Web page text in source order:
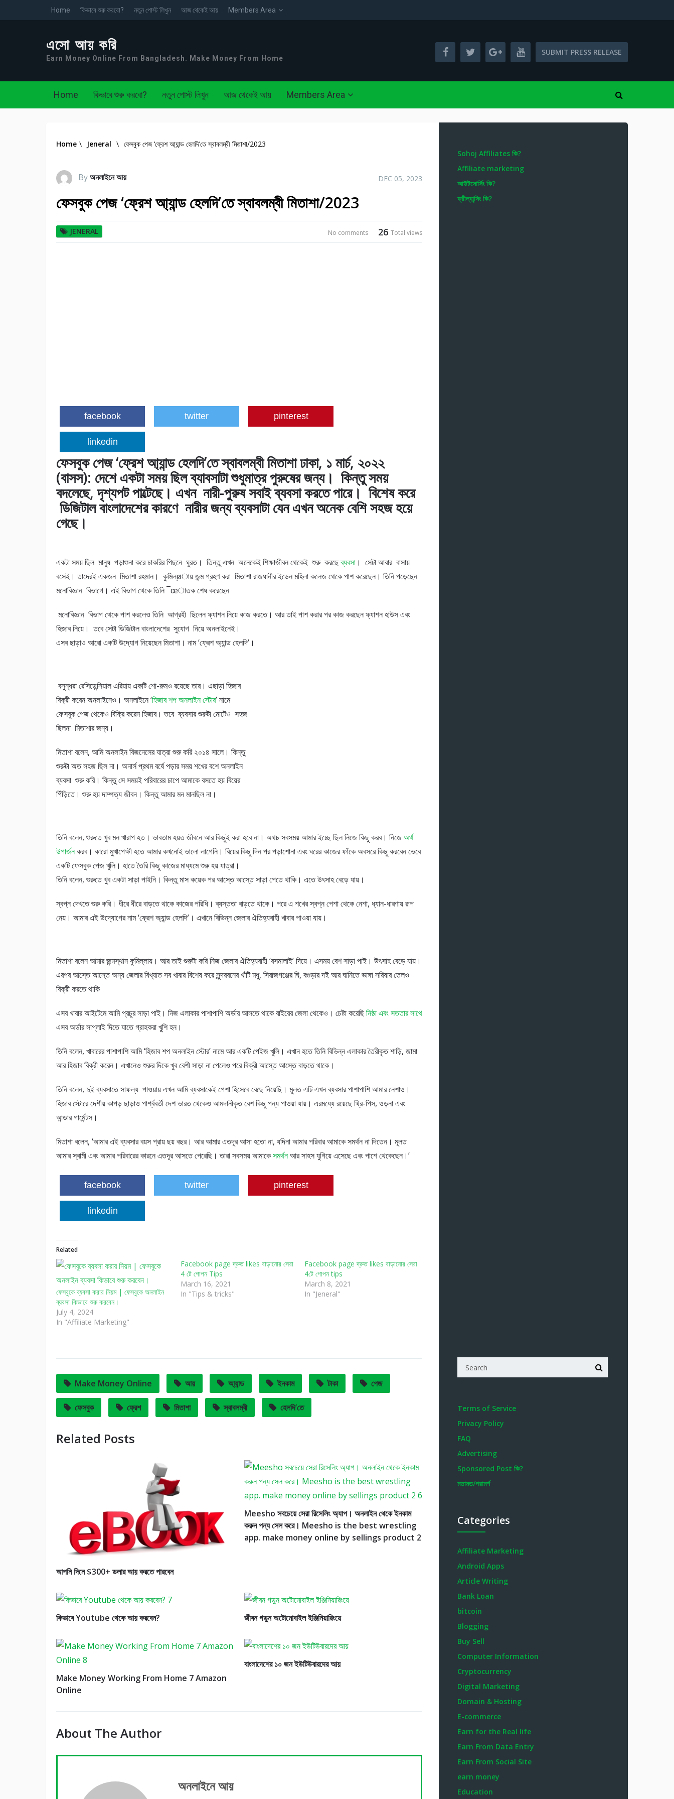
Home কিভাবে শুরু করবো? নতুন পোস্ট লিখুন আজ থেকেই আয় Members Area
এসো আয় করি
Earn Money Online From Bangladesh. Make Money From Home
SUBMIT PRESS RELEASE
Home কিভাবে শুরু করবো? নতুন পোস্ট লিখুন আজ থেকেই আয় Members Area
Home \ Jeneral \ ফেসবুক পেজ ‘ফ্রেশ আ্যান্ড হেলদি’তে স্বাবলম্বী মিতাশা/2023
Byঅনলাইনে আয় DEC 05, 2023
ফেসবুক পেজ ‘ফ্রেশ আ্যান্ড হেলদি’তে স্বাবলম্বী মিতাশা/2023
JENERAL 26 Total views
No comments
facebook twitter pinterest
linkedin
ফেসবুক পেজ ‘ফ্রেশ আ্যান্ড হেলদি’তে স্বাবলম্বী মিতাশা ঢাকা, ১ মার্চ, ২০২২
(বাসস): দেশে একটা সময় ছিল ব্যাবসাটা শুধুমাত্র পুরুষের জন্য। কিন্তু সময়
বদলেছে, দৃশ্যপট পাল্টেছে। এখন নারী-পুরুষ সবাই ব্যবসা করতে পারে। বিশেষ করে
ডিজিটাল বাংলাদেশের কারণে নারীর জন্য ব্যবসাটা যেন এখন অনেক বেশি সহজ হয়ে
গেছে।
একটা সময় ছিল মানুষ পড়াশুনা করে চাকরির পিছনে ঘুরত। তিন্তু এখন অনেকেই শিক্ষাজীবন থেকেই শুরু করছেব্যবসা । সেটা আবার বাসায়
বসেই। তাদেরই একজন মিতাশা রহমান। কুমিল্øায় জন্ম গ্রহণ করা মিতাশা রাজধানীর ইডেন মহিলা কলেজ থেকে পাশ করেছেন। তিনি পড়েছেন
মনোবিজ্ঞান বিভাগে। এই বিভাগ থেকে তিনি ¯œাতক শেষ করেছেন
মনোবিজ্ঞান বিভাগ থেকে পাশ করলেও তিনি আগ্রহী ছিলেন ফ্যাশন নিয়ে কাজ করতে। আর তাই পাশ করার পর কাজ করছেন ফ্যাশন হাউস এবং
হিজাব নিয়ে। তবে সেটা ডিজিটাল বাংলাদেশের সুযোগ নিয়ে অনলাইনেই।
এসব ছাড়াও আরো একটি উদ্যোগ নিয়েছেন মিতাশা। নাম ‘ফ্রেশ অ্যান্ড হেলদি’।
বসুন্ধরা রেসিডেন্সিয়াল এরিয়ায় একটি শো-রুমও রয়েছে তার। এছাড়া হিজাব
বিক্রী করেন অনলাইনেও। অনলাইনে ‘হিজাব শপ অনলাইন স্টোর’ নামে
ফেসবুক পেজ থেকেও বিক্রি করেন হিজাব। তবে ব্যবসার শুরুটা মোটেও সহজ
ছিলনা মিতাশার জন্য।
মিতাশা বলেন, আমি অনলাইন বিজনেসের যাত্রা শুরু করি ২০১৪ সালে। কিন্তু
শুরুটা অত সহজ ছিল না। অনার্স প্রথম বর্ষে পড়ার সময় শখের বশে অনলাইন
ব্যবসা শুরু করি। কিন্তু সে সময়ই পরিবারের চাপে আমাকে বসতে হয় বিয়ের
পিঁড়িতে। শুরু হয় দাম্পত্য জীবন। কিন্তু আমার মন মানছিল না।
তিনি বলেন, শুরুতে খুব মন খারাপ হত। ভাবতাম হয়ত জীবনে আর কিছুই করা হবে না। অথচ সবসময় আমার ইচ্ছে ছিল নিজে কিছু করব। নিজেঅর্থ
উপার্জনকরব। কারো মুখাপেক্ষী হতে আমার কখনোই ভালো লাগেনি। বিয়ের কিছু দিন পর পড়াশোনা এবং ঘরের কাজের ফাঁকে অবসরে কিছু করবেন ভেবে
একটি ফেসবুক পেজ খুলি। হাতে তৈরি কিছু কাজের মাধ্যমে শুরু হয় যাত্রা।
তিনি বলেন, শুরুতে খুব একটা সাড়া পাইনি। কিন্তু মাস কয়েক পর আস্তে আস্তে সাড়া পেতে থাকি। এতে উৎসাহ বেড়ে যায়।
স্বপ্ন দেখতে শুরু করি। ধীরে ধীরে বাড়তে থাকে কাজের পরিধি। ব্যস্ততা বাড়তে থাকে। পরে এ শখের স্বপ্ন পেশা থেকে নেশা, ধ্যান-ধারণায় রূপ
নেয়। আমার এই উদ্যোগের নাম ‘ফ্রেশ অ্যান্ড হেলদি’। এখানে বিভিন্ন জেলার ঐতিহ্যবাহী খাবার পাওয়া যায়।
মিতাশা বলেন আমার জন্মস্থান কুমিল্লায়। আর তাই শুরুটা করি নিজ জেলার ঐতিহ্যবাহী ‘রসমালাই’ দিয়ে। এসময় বেশ সাড়া পাই। উৎসাহ বেড়ে যায়।
এরপর আস্তে আস্তে অন্য জেলার বিখ্যাত সব খাবার বিশেষ করে সুন্দরবনের খাঁটি মধু, সিরাজগঞ্জের ঘি, বগুড়ার দই আর ঘানিতে ভাঙ্গা সরিষার তেলও
বিক্রী করতে থাকি
এসব খাবার আইটেমে আমি প্রচুর সাড়া পাই। নিজ এলাকার পাশাপাশি অর্ডার আসতে থাকে বাইরের জেলা থেকেও। চেষ্টা করেছিনিষ্ঠা এবং সততার সাথে
এসব অর্ডার সাপ্লাই দিতে যাতে গ্রাহকরা খুুশি হন।
তিনি বলেন, খাবারের পাশাপাশি আমি ‘হিজাব শপ অনলাইন স্টোর’ নামে আর একটি পেইজ খুলি। এখান হতে তিনি বিভিন্ন এলাকার তৈরীকৃত শাড়ি, জামা
আর হিজাব বিক্রী করেন। এখানেও শুরুর দিকে খুব বেশী সাড়া না পেলেও পরে বিক্রী আস্তে আস্তে বাড়তে থাকে।
তিনি বলেন, দুই ব্যবসাতে সাফল্য পাওয়ায় এখন আমি ব্যবসাকেই পেশা হিসেবে বেছে নিয়েছি। মূলত এটি এখন ব্যবসার পাশাপাশি আমার নেশাও।
হিজাব স্টোরে দেশীয় কাপড় ছাড়াও পার্শ্ববর্তী দেশ ভারত থেকেও আমদানীকৃত বেশ কিছু পন্য পাওয়া যায়। এরমধ্যে রয়েছে থ্রি-পিস, ওড়না এবং
আন্ডার গার্মেন্টস।
মিতাশা বলেন, ‘আমার এই ব্যবসার বয়স প্রায় ছয় বছর। আর আমার এতদূর আসা হতো না, যদিনা আমার পরিবার আমাকে সমর্থন না দিতেন। মূলত
আমার স্বামী এবং আমার পরিবারের কারনে এতদূর আসতে পেরেছি। তারা সবসময় আমাকেসমর্থনআর সাহস যুগিয়ে এসেছে এবং পাশে থেকেছেন।’
facebook twitter pinterest
linkedin
Related
ফেসবুকে ব্যবসা করার নিয়ম | ফেসবুকে অনলাইন
ব্যবসা কিভাবে শুরু করবেন।
July 4, 2024
In "Affiliate Marketing"
Facebook page দ্রুত likes বাড়ানোর সেরা
4 টে গোপন Tips
March 16, 2021
In "Tips & tricks"
Facebook page দ্রুত likes বাড়ানোর সেরা
4টে গোপন tips
March 8, 2021
In "Jeneral"
Make Money Online আয় আ্যান্ড ইনকাম টাকা পেজ
ফেসবুক ফ্রেশ মিতাশা স্বাবলম্বী হেলদি’তে
Related Posts
আপনি দিনে $300+ ডলার আয় করতে পারবেন
Meesho সবচেয়ে সেরা রিসেলিং অ্যাপ। অনলাইন থেকে ইনকাম
করুন পন্য সেল করে। Meesho is the best wrestling
app. make money online by sellings product 2
কিভাবে Youtube থেকে আয় করবেন? জীবন গড়ুন অটোমোবাইল ইঞ্জিনিয়ারিংয়ে
Make Money Working From Home 7 Amazon
Online
বাংলাদেশের ১০ জন ইউটিউবারদের আয়
About The Author
অনলাইনে আয়
Sohoj Affiliates কি?
Affiliate marketing
আউটসোর্সিং কি?
ফ্রীল্যান্সিং কি?
Terms of Service
Privacy Policy
FAQ
Advertising
Sponsored Post কি?
মতামত/পরামর্শ
Categories
Affiliate Marketing
Android Apps
Article Writing
Bank Loan
bitcoin
Blogging
Buy Sell
Computer Information
Cryptocurrency
Digital Marketing
Domain & Hosting
E-commerce
Earn for the Real life
Earn From Data Entry
Earn From Social Site
earn money
Education